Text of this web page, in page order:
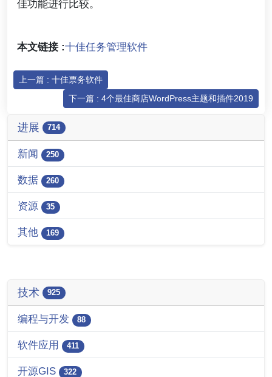
佳功能进行比较。
本文链接 :十佳任务管理软件
上一篇 : 十佳票务软件
下一篇 : 4个最佳商店WordPress主题和插件2019
进展 714
新闻 250
数据 260
资源 35
其他 169
技术 925
编程与开发 88
软件应用 411
开源GIS 322